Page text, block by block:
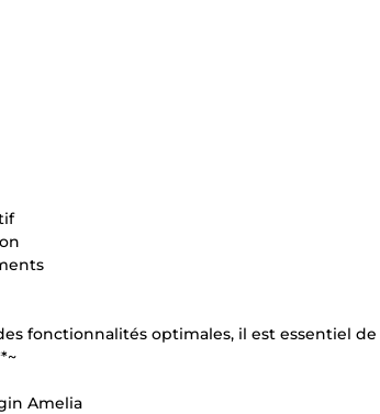
fonctionnalités optimales, il est essentiel
Amelia